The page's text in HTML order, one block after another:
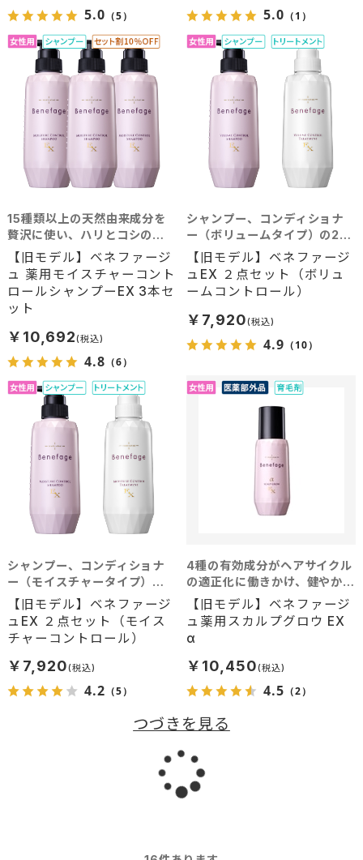
5.0 （5） 5.0 （1）
【旧モデル】ベネファージ
ュ 薬用モイスチャーコント
ロールシャンプーEX 3本セ
ット
15種類以上の天然由来成分を
贅沢に使い、ハリとコシのあ
る髪へと導くシャンプー。艶
やかな髪を求める方におすす
め。
￥10,692
4.8 （6）
【旧モデル】ベネファージ
ュEX ２点セット（ボリュ
ームコントロール）
シャンプー、コンディショナ
ー（ボリュームタイプ）の2点
セット
￥7,920
4.9 （10）
【旧モデル】ベネファージ
ュEX ２点セット（モイス
チャーコントロール）
シャンプー、コンディショナ
ー（モイスチャータイプ）の2
点セット
￥7,920
4.2 （5）
【旧モデル】ベネファージ
ュ薬用スカルプグロウ EX
α
4種の有効成分がヘアサイクル
の適正化に働きかけ、健やかな
頭皮環境へ導く育毛剤
￥10,450
4.5 （2）
つづきを見る
み